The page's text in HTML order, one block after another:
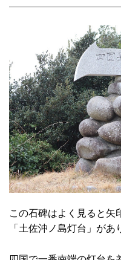
この石碑はよく見ると矢
「土佐沖ノ島灯台」があ